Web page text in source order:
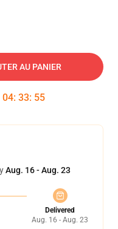
AU PANIER
04: 33: 54
Aug. 16 - Aug. 23
Delivered
Aug. 16 - Aug. 23